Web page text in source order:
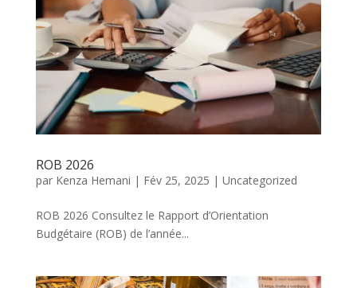
ROB 2026
par Kenza Hemani | Fév 25, 2025 | Uncategorized
ROB 2026 Consultez le Rapport d’Orientation
Budgétaire (ROB) de l’année...